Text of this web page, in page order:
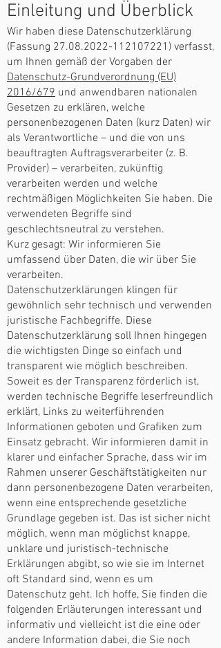
Einleitung und Überblick
Wir haben diese Datenschutzerklärung
(Fassung 27.08.2022-112107221) verfasst,
um Ihnen gemäß der Vorgaben der
Datenschutz-Grundverordnung (EU)
2016/679 und anwendbaren nationalen
Gesetzen zu erklären, welche
personenbezogenen Daten (kurz Daten) wir
als Verantwortliche – und die von uns
beauftragten Auftragsverarbeiter (z. B.
Provider) – verarbeiten, zukünftig
verarbeiten werden und welche
rechtmäßigen Möglichkeiten Sie haben. Die
verwendeten Begriffe sind
geschlechtsneutral zu verstehen.
Kurz gesagt: Wir informieren Sie
umfassend über Daten, die wir über Sie
verarbeiten.
Datenschutzerklärungen klingen für
gewöhnlich sehr technisch und verwenden
juristische Fachbegriffe. Diese
Datenschutzerklärung soll Ihnen hingegen
die wichtigsten Dinge so einfach und
transparent wie möglich beschreiben.
Soweit es der Transparenz förderlich ist,
werden technische Begriffe leserfreundlich
erklärt, Links zu weiterführenden
Informationen geboten und Grafiken zum
Einsatz gebracht. Wir informieren damit in
klarer und einfacher Sprache, dass wir im
Rahmen unserer Geschäftstätigkeiten nur
dann personenbezogene Daten verarbeiten,
wenn eine entsprechende gesetzliche
Grundlage gegeben ist. Das ist sicher nicht
möglich, wenn man möglichst knappe,
unklare und juristisch-technische
Erklärungen abgibt, so wie sie im Internet
oft Standard sind, wenn es um
Datenschutz geht. Ich hoffe, Sie finden die
folgenden Erläuterungen interessant und
informativ und vielleicht ist die eine oder
andere Information dabei, die Sie noch